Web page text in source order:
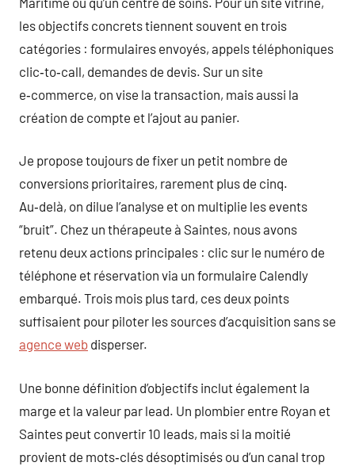
les objectifs concrets tiennent souvent en trois
catégories : formulaires envoyés, appels téléphoniques
clic‑to‑call, demandes de devis. Sur un site
e‑commerce, on vise la transaction, mais aussi la
création de compte et l’ajout au panier.
Je propose toujours de fixer un petit nombre de
conversions prioritaires, rarement plus de cinq.
Au‑delà, on dilue l’analyse et on multiplie les events
“bruit”. Chez un thérapeute à Saintes, nous avons
retenu deux actions principales : clic sur le numéro de
téléphone et réservation via un formulaire Calendly
embarqué. Trois mois plus tard, ces deux points
suffisaient pour piloter les sources d’acquisition sans se
agence web disperser.
Une bonne définition d’objectifs inclut également la
marge et la valeur par lead. Un plombier entre Royan et
Saintes peut convertir 10 leads, mais si la moitié
provient de mots‑clés désoptimisés ou d’un canal trop